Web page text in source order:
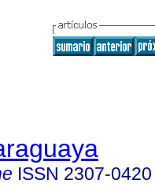
ISSN 2307-0420